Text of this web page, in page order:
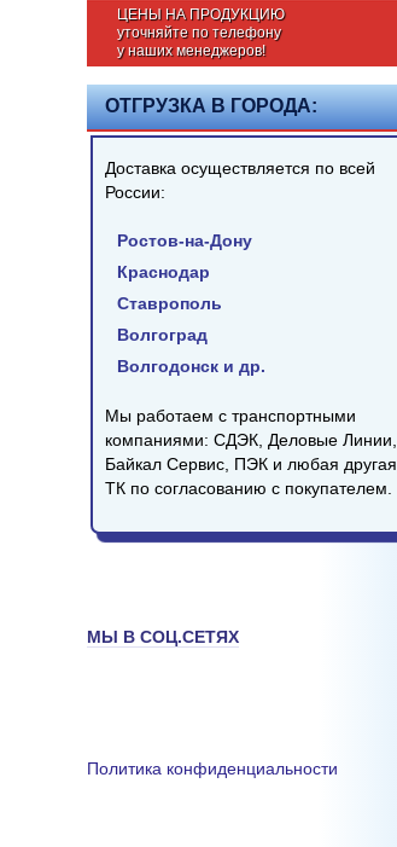
ЦЕНЫ НА ПРОДУКЦИЮ
уточняйте по телефону
у наших менеджеров!
ОТГРУЗКА В ГОРОДА:
Доставка осуществляется по всей
России:
Ростов-на-Дону
Краснодар
Ставрополь
Волгоград
Волгодонск и др.
Мы работаем с транспортными
компаниями: СДЭК, Деловые Линии,
Байкал Сервис, ПЭК и любая другая
ТК по согласованию с покупателем.
МЫ В СОЦ.СЕТЯХ
Политика конфиденциальности